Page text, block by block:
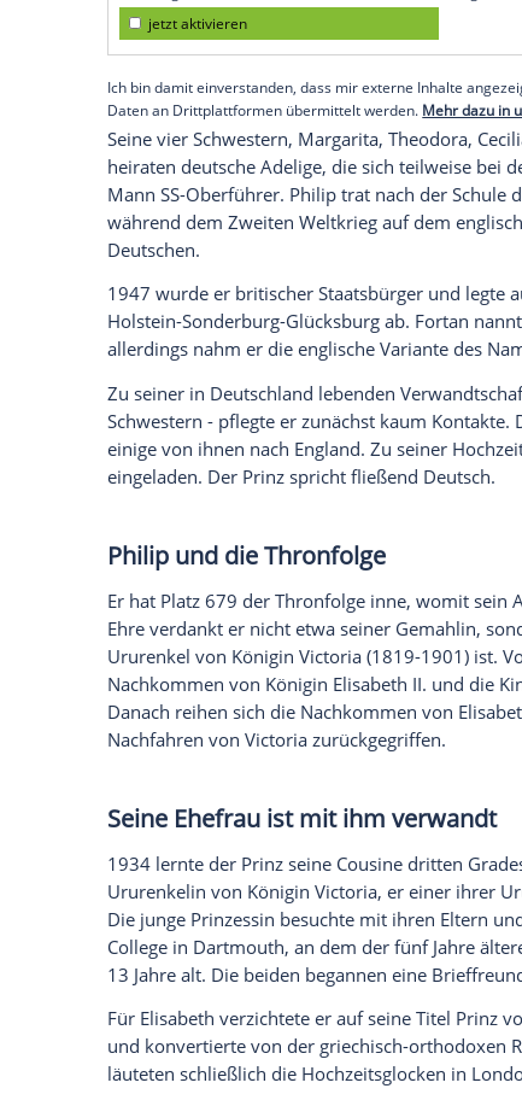
Zarenfamilie Romanow verwandt.
Griechenlandund zog nachFrankreich
Carlo, dieMutter lebte mit den Kindern
Durch die Trennung wird Philips
Vater will den Jungen nicht
und besucht das Internat Schloss
Machtübernahme der
Empfohlener externer Inhalt:
Glomex GmbH
Wir benötigen Ihre Zustimmung, um den von
anzuzeigen. Sie können diesen mit einem
jetzt aktivieren
Ich bin damit einverstanden, dass mir externe
Daten an Drittplattformen übermittelt werden.
Seine vier Schwestern, Margarita,
heiraten deutsche Adelige, die sich
Mann SS-Oberführer. Philip trat nach
während demZweiten Weltkrieg auf
Deutschen.
1947 wurde er britischer
Holstein-Sonderburg-Glücksburg ab.
allerdings nahm er die englische
Zu seiner inDeutschlandlebenden
Schwestern - pflegte er zunächst
einige von ihnen nachEngland. Zu
eingeladen. Der Prinz spricht fließend